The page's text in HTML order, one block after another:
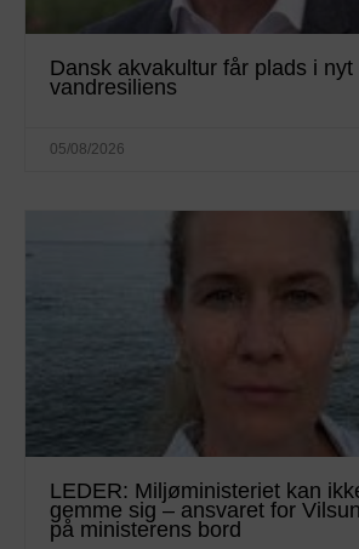
Dansk akvakultur får plads i
vandresiliens
05/08/2026
LEDER: Miljøministeriet kan
gemme sig – ansvaret for
på ministerens bord